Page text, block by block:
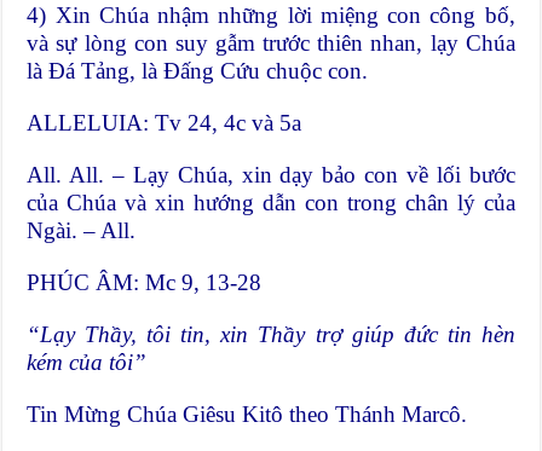
4) Xin Chúa nhậm những lời miệng con công bố,
và sự lòng con suy gẫm trước thiên nhan, lạy Chúa
là Ðá Tảng, là Ðấng Cứu chuộc con.
ALLELUIA: Tv 24, 4c và 5a
All. All. – Lạy Chúa, xin dạy bảo con về lối bước
của Chúa và xin hướng dẫn con trong chân lý của
Ngài. – All.
PHÚC ÂM: Mc 9, 13-28
“Lạy Thầy, tôi tin, xin Thầy trợ giúp đức tin hèn
kém của tôi”
Tin Mừng Chúa Giêsu Kitô theo Thánh Marcô.